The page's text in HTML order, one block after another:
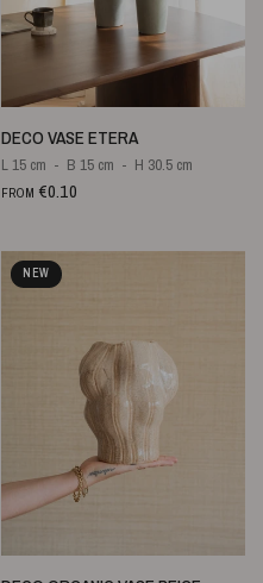
QUICK VIEW
DECO VASE ETERA
L 15 cm B 15 cm H 30.5 cm
FROM €0.10
NEW
QUICK VIEW